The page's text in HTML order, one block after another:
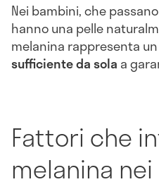
Nei bambini, che
hanno una pelle
melanina rappresenta
sufficiente da sola a
Fattori che
melanina